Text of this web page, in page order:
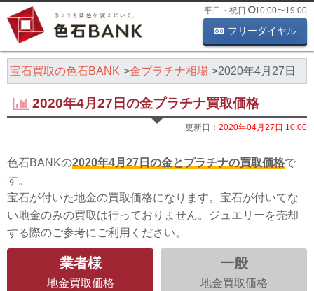
平日・祝日 10:00〜19:00
フリーダイヤル
宝石買取の色石BANK 金プラチナ相場 2020年4月27日
2020年4月27日の金プラチナ買取価格
更新日： 2020年04月27日 10:00
色石BANKの2020年4月27日の金とプラチナの買取価格で
す。
宝石が付いた地金の買取価格になります。宝石が付いてな
い地金のみの買取は行っておりません。ジュエリーを売却
する際のご参考にご利用ください。
業者様
地金買取価格
一般
地金買取価格